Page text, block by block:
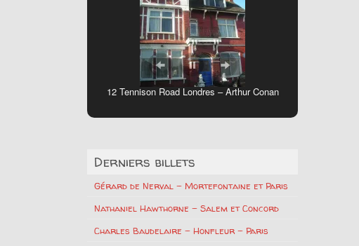
12 Tennison Road Londres – Arthur Conan
Derniers billets
Gérard de Nerval – Mortefontaine et Paris
Nathaniel Hawthorne – Salem et Concord
Charles Baudelaire – Honfleur – Paris